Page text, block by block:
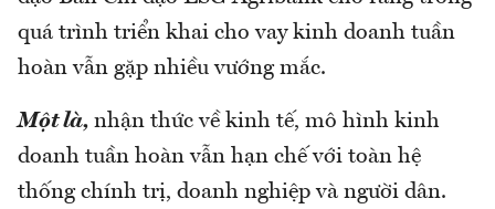
quá trình triển khai cho vay kinh doanh tuần
hoàn vẫn gặp nhiều vướng mắc.
Một là, nhận thức về kinh tế, mô hình kinh
doanh tuần hoàn vẫn hạn chế với toàn hệ
thống chính trị, doanh nghiệp và người dân.